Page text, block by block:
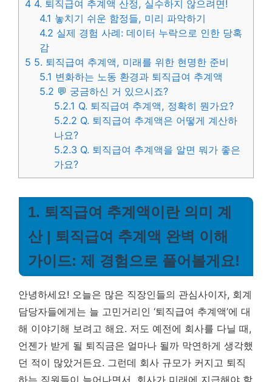
4 4. 퇴직급여 추계액 산정, 실수하지 않으려면!
4.1 놓치기 쉬운 함정들, 미리 파악하기
4.2 실제 경험 사례: 데이터 누락으로 인한 당혹
감
5 5. 퇴직급여 추계액, 미래를 위한 현명한 준비
5.1 변화하는 노동 환경과 퇴직급여 추계액
5.2 💬 궁금하신 거 있으시죠?
5.2.1 Q. 퇴직급여 추계액, 정확히 뭔가요?
5.2.2 Q. 퇴직급여 추계액은 어떻게 계산하
나요?
5.2.3 Q. 퇴직급여 추계액을 알면 뭐가 좋은
가요?
1. 퇴직급여 추계액이란 의미 계
산 | 퇴직급여 추계액 완벽 이해
가이드: 제 경험으로 풀어볼게요!
안녕하세요! 오늘은 많은 직장인들의 관심사이자, 회계
담당자들에게는 늘 고민거리인 ‘퇴직급여 추계액’에 대
해 이야기해 보려고 해요. 저도 예전에 회사를 다닐 때,
언젠가 받게 될 퇴직금은 얼마나 될까 막연하게 생각했
던 적이 많았거든요. 그런데 회사 규모가 커지고 퇴직
하는 직원들이 늘어나면서, 회사가 미래에 지급해야 할